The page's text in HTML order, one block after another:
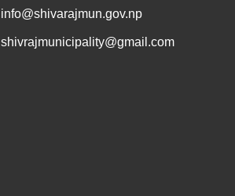
info@shivarajmun.gov.np
shivrajmunicipality@gmail.com